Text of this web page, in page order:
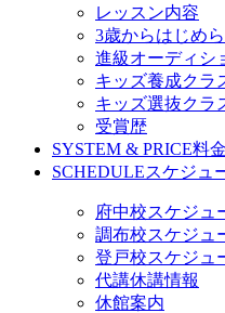
レッスン内容
3歳からはじめ
進級オーディシ
キッズ養成クラ
キッズ選抜クラ
受賞歴
SYSTEM & PRICE料
SCHEDULEスケジュ
府中校スケジュ
調布校スケジュ
登戸校スケジュ
代講休講情報
休館案内